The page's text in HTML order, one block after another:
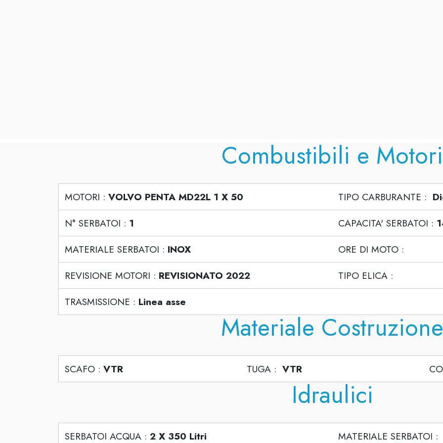
Combustibili e Motori
MOTORI : VOLVO PENTA MD22L 1 X 50 TIPO CARBURANTE :
N° SERBATOI : 1 CAPACITA' SERBATOI :
MATERIALE SERBATOI : INOX
ORE DI MOTO :
REVISIONE MOTORI : REVISIONATO 2022
TIPO ELICA :
TRASMISSIONE : Linea asse
Materiale Costruzione
SCAFO : VTR TUGA : VTR
Idraulici
SERBATOI ACQUA : 2 X 350 Litri MATERIALE SERBATOI